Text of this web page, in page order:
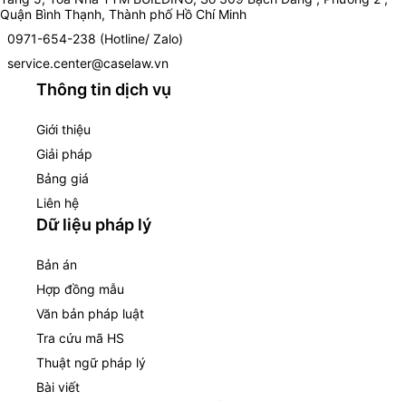
Quận Bình Thạnh, Thành phố Hồ Chí Minh
0971-654-238 (Hotline/ Zalo)
service.center@caselaw.vn
Thông tin dịch vụ
Giới thiệu
Giải pháp
Bảng giá
Liên hệ
Dữ liệu pháp lý
Bản án
Hợp đồng mẫu
Văn bản pháp luật
Tra cứu mã HS
Thuật ngữ pháp lý
Bài viết